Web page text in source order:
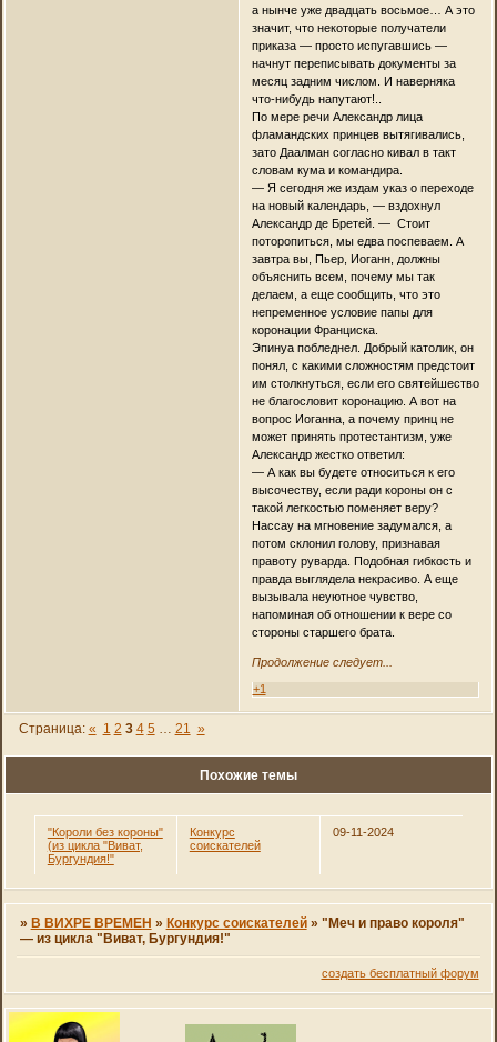
а нынче уже двадцать восьмое… А это
значит, что некоторые получатели
приказа — просто испугавшись —
начнут переписывать документы за
месяц задним числом. И наверняка
что-нибудь напутают!..
По мере речи Александр лица
фламандских принцев вытягивались,
зато Даалман согласно кивал в такт
словам кума и командира.
— Я сегодня же издам указ о переходе
на новый календарь, — вздохнул
Александр де Бретей. — Стоит
поторопиться, мы едва поспеваем. А
завтра вы, Пьер, Иоганн, должны
объяснить всем, почему мы так
делаем, а еще сообщить, что это
непременное условие папы для
коронации Франциска.
Эпинуа побледнел. Добрый католик, он
понял, с какими сложностям предстоит
им столкнуться, если его святейшество
не благословит коронацию. А вот на
вопрос Иоганна, а почему принц не
может принять протестантизм, уже
Александр жестко ответил:
— А как вы будете относиться к его
высочеству, если ради короны он с
такой легкостью поменяет веру?
Нассау на мгновение задумался, а
потом склонил голову, признавая
правоту руварда. Подобная гибкость и
правда выглядела некрасиво. А еще
вызывала неуютное чувство,
напоминая об отношении к вере со
стороны старшего брата.
Продолжение следует...
+1
Страница: « 1 2 3 4 5 21 »
Похожие темы
"Короли без короны"
(из цикла "Виват,
Бургундия!"
Конкурс
соискателей
09-11-2024
» В ВИХРЕ ВРЕМЕН » Конкурс соискателей » "Меч и право короля"
— из цикла "Виват, Бургундия!"
создать бесплатный форум